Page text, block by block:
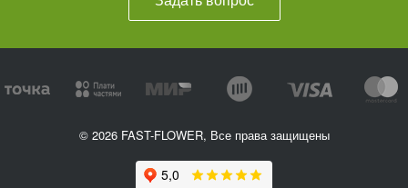
© 2026 FAST-FLOWER, Все права защищены